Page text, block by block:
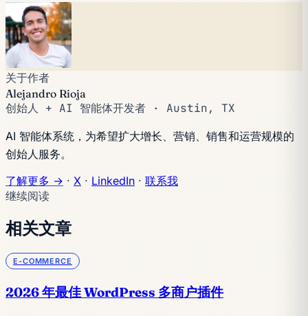
关于作者
Alejandro Rioja
创始人 + AI 智能体开发者 · Austin, TX
AI 智能体系统，为希望扩大增长、营销、销售和运营规模的
创始人服务。
了解更多 → · X · LinkedIn · 联系我
继续阅读
相关文章
E-COMMERCE
2026 年最佳 WordPress 多商户插件